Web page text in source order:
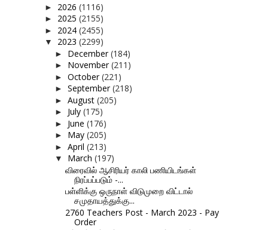
► 2026 (1116)
► 2025 (2155)
► 2024 (2455)
▼ 2023 (2299)
► December(184)
► November(211)
► October(221)
► September(218)
► August (205)
► July (175)
► June (176)
► May (205)
► April (213)
▼ March (197)
விரைவில் ஆசிரியர் காலி பணியிடங்கள்
நிரப்பப்படும் -...
பள்ளிக்கு ஒருநாள் விடுமுறை விட்டால்
சமுதாயத்துக்கு...
2760 Teachers Post - March 2023 - Pay
Order